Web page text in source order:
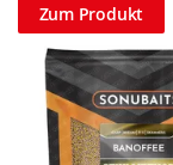
Zum Produkt